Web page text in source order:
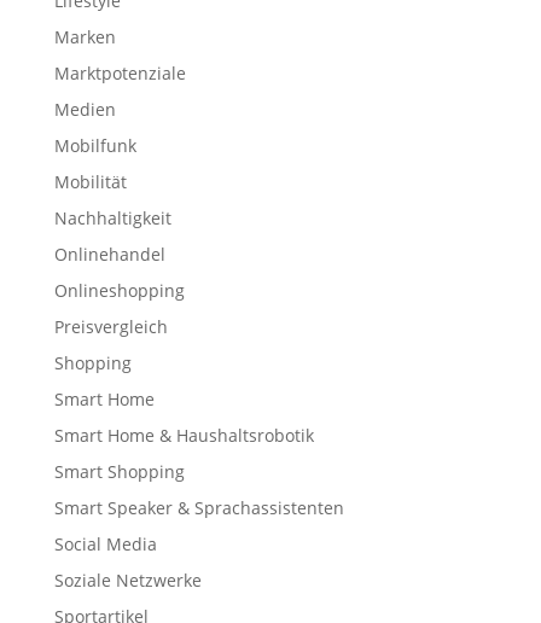
Marken
Marktpotenziale
Medien
Mobilfunk
Mobilität
Nachhaltigkeit
Onlinehandel
Onlineshopping
Preisvergleich
Shopping
Smart Home
Smart Home & Haushaltsrobotik
Smart Shopping
Smart Speaker & Sprachassistenten
Social Media
Soziale Netzwerke
Sportartikel